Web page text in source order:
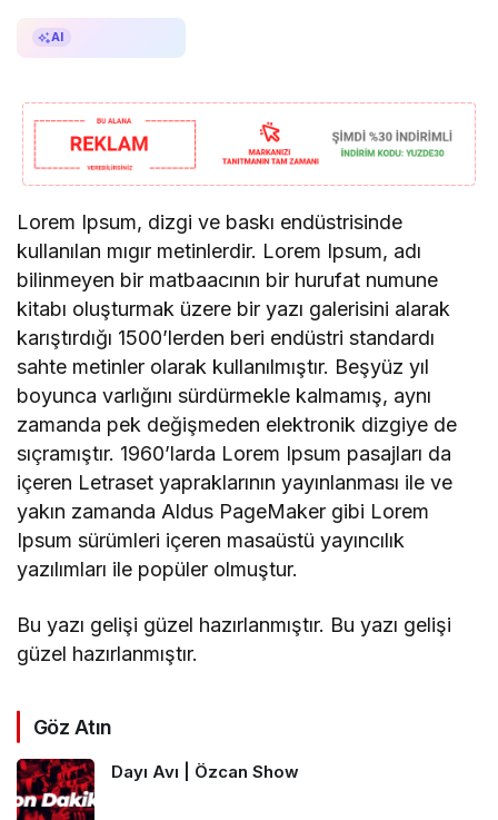
AI
Lorem Ipsum, dizgi ve baskı endüstrisinde
kullanılan mıgır metinlerdir. Lorem Ipsum, adı
bilinmeyen bir matbaacının bir hurufat numune
kitabı oluşturmak üzere bir yazı galerisini alarak
karıştırdığı 1500’lerden beri endüstri standardı
sahte metinler olarak kullanılmıştır. Beşyüz yıl
boyunca varlığını sürdürmekle kalmamış, aynı
zamanda pek değişmeden elektronik dizgiye de
sıçramıştır. 1960’larda Lorem Ipsum pasajları da
içeren Letraset yapraklarının yayınlanması ile ve
yakın zamanda Aldus PageMaker gibi Lorem
Ipsum sürümleri içeren masaüstü yayıncılık
yazılımları ile popüler olmuştur.
Bu yazı gelişi güzel hazırlanmıştır. Bu yazı gelişi
güzel hazırlanmıştır.
Göz Atın
Dayı Avı | Özcan Show